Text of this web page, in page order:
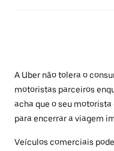
A Uber não tolera o
motoristas parceiros
acha que o seu
para encerrar a viagem
Veículos comerciais